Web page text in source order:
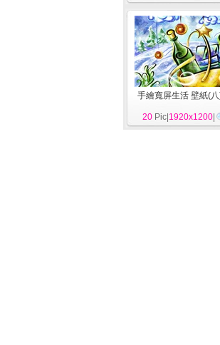
手繪寬屏生活 壁紙(
20 Pic| 1920x1200